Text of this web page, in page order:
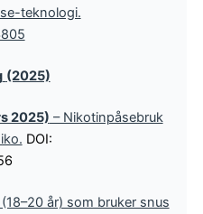
teknologi.
(2025)
2025) – Nikotinpåsebruk
DOI:
år) som bruker snus